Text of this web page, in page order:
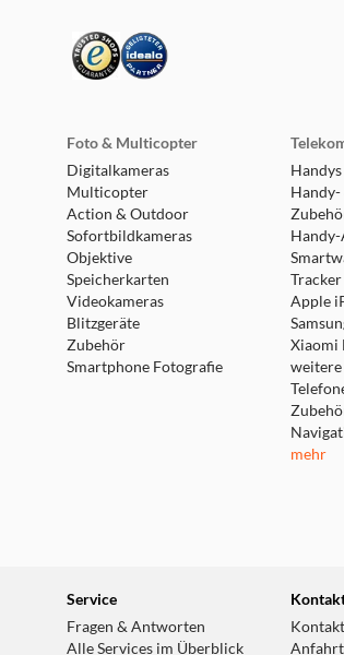
Foto & Multicopter
Digitalkameras
Multicopter
Action & Outdoor
Sofortbildkameras
Objektive
Speicherkarten
Videokameras
Blitzgeräte
Zubehör
Smartphone Fotografie
Tracker
Apple
Xiaomi
weitere
mehr
Service
Fragen & Antworten
Alle Services im Überblick
Anfahrt